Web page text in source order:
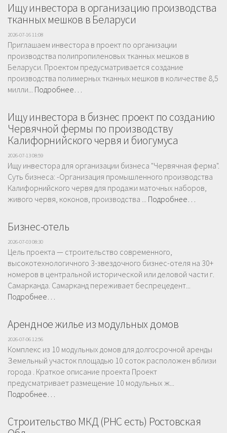
Ищу инвестора в организацию производства
тканных мешков в Беларуси
2026-07-16 11:08
Приглашаем инвестора в проект по организации
производства полипропиленовых тканных мешков в
Беларуси. Проектом предусматривается создание
производства полимерных тканных мешков в количестве 8,5
милли... Подробнее…
Ищу инвестора в бизнес проект по созданию
Червячной фермы по производству
Калифорнийского червя и биогумуса
2026-07-13 08:59
Ищу инвестора для организации бизнеса "Червячная ферма".
Суть бизнеса: -Организация промышленного производства
Калифорнийского червя для продажи маточных наборов,
живого червя, коконов, производства ... Подробнее…
Бизнес-отель
2026-07-03 08:30
Цель проекта — строительство современного,
высокотехнологичного 3-звездочного бизнес-отеля на 30+
номеров в центральной исторической или деловой части г.
Самарканда. Самарканд переживает беспрецедент...
Подробнее…
Арендное жилье из модульных домов
2026-07-06 12:56
Комплекс из 10 модульных домов для долгосрочной аренды
Земельный участок площадью 10 соток расположен вблизи
города . Краткое описание проекта Проект
предусматривает размещение 10 модульных ж...
Подробнее…
Строительство МКД (РНС есть) Ростовская